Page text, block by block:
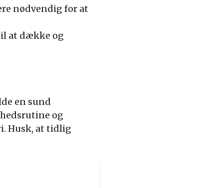
nødvendig for at
at dække og
en sund
og
Husk, at tidlig